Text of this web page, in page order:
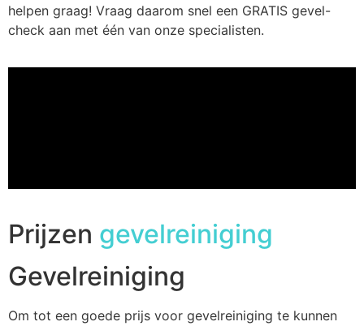
helpen graag! Vraag daarom snel een GRATIS gevel-
check aan met één van onze specialisten.
Prijzen gevelreiniging
Gevelreiniging​
Om tot een goede prijs voor gevelreiniging te kunnen